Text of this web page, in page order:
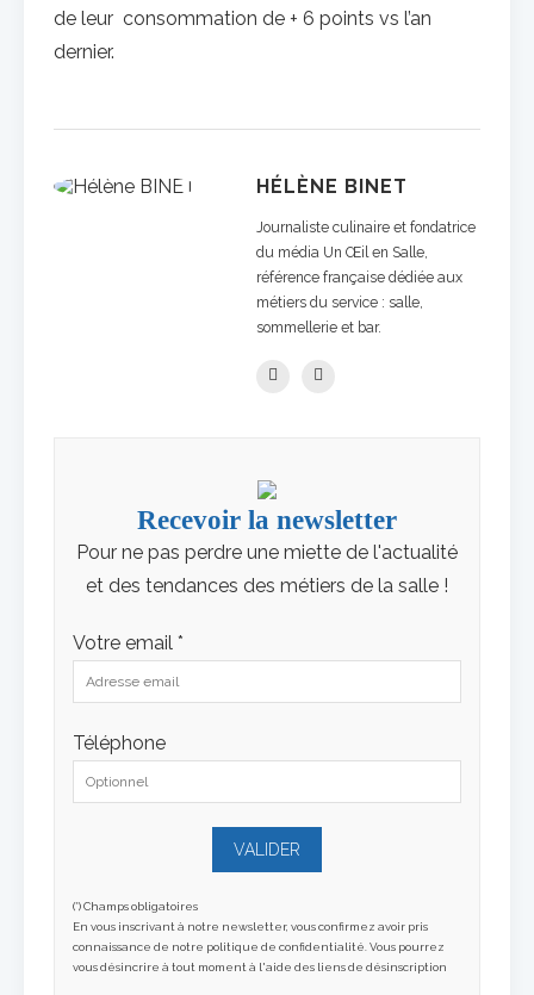
de leur consommation de + 6 points vs l’an
dernier.
HÉLÈNE BINET
Journaliste culinaire et fondatrice
du média Un Œil en Salle,
référence française dédiée aux
métiers du service : salle,
sommellerie et bar.
Recevoir la newsletter
Pour ne pas perdre une miette de l'actualité
et des tendances des métiers de la salle !
Votre email *
Téléphone
(*) Champs obligatoires
En vous inscrivant à notre newsletter, vous confirmez avoir pris
connaissance de notre politique de confidentialité. Vous pourrez
vous désincrire à tout moment à l'aide des liens de désinscription